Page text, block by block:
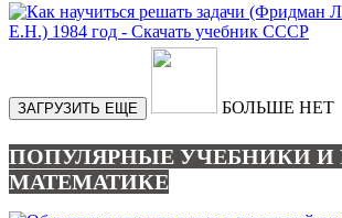
ЗАГРУЗИТЬ ЕЩЕ БОЛЬШЕ НЕТ
ПОПУЛЯРНЫЕ УЧЕБНИКИ И
МАТЕМАТИКЕ